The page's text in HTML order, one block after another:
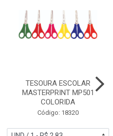
TESOURA ESCOLAR
MASTERPRINT MP501
COLORIDA
Código: 18320